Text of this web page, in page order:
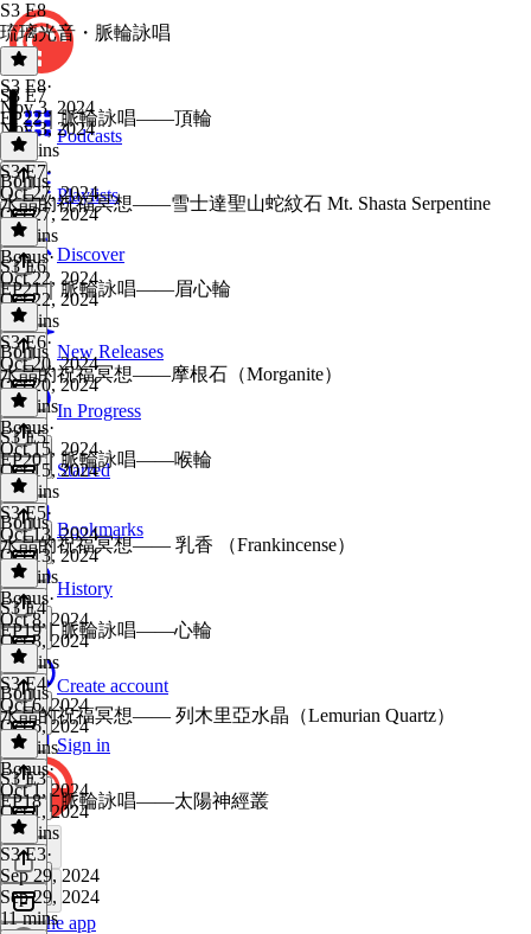
Podcasts
Playlists
Discover
New Releases
In Progress
Starred
Bookmarks
History
Create account
Sign in
Get the app
S3 E8
琉璃光音・脈輪詠唱
S3 E8·
Nov 3, 2024
Nov 3, 2024
27 mins
S3 E7
EP22｜脈輪詠唱——頂輪
S3 E7·
Oct 27, 2024
Oct 27, 2024
11 mins
Bonus
水晶的祝福冥想——雪士達聖山蛇紋石 Mt. Shasta Serpentine
Bonus·
Oct 22, 2024
Oct 22, 2024
16 mins
S3 E6
EP21｜脈輪詠唱——眉心輪
S3 E6·
Oct 20, 2024
Oct 20, 2024
11 mins
Bonus
水晶的祝福冥想——摩根石（Morganite）
Bonus·
Oct 15, 2024
Oct 15, 2024
18 mins
S3 E5
EP20｜脈輪詠唱——喉輪
S3 E5·
Oct 13, 2024
Oct 13, 2024
11 mins
Bonus
水晶的祝福冥想—— 乳香 （Frankincense）
Bonus·
Oct 8, 2024
Oct 8, 2024
15 mins
S3 E4
EP19｜脈輪詠唱——心輪
S3 E4·
Oct 6, 2024
Oct 6, 2024
11 mins
Bonus
水晶的祝福冥想—— 列木里亞水晶（Lemurian Quartz）
Bonus·
Oct 1, 2024
Oct 1, 2024
15 mins
S3 E3
EP18｜脈輪詠唱——太陽神經叢
S3 E3·
Sep 29, 2024
Sep 29, 2024
11 mins